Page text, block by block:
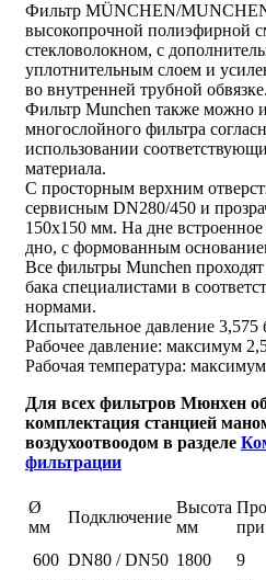
Фильтр MÜNCHEN/
высокопрочной полиэфирной
стекловолокном, с
уплотнительным слоем и
во внутренней трубной обвязке.
Фильтр Munchen также можно
многослойного фильтра
использовании
материала.
С просторным верхним
сервисным DN280/450 и
150х150 мм. На дне
дно, с формованным
Все фильтры Munchen
бака специалистами в
нормами.
Испытательное давление 3,575
Рабочее давление: максимум
Рабочая температура:
Для всех фильтров Мюнхен
комплектация станцией
воздухоотвоодом в разделе
фильтрации
Ø
мм
Подключение
Высота
мм
600 DN80 / DN50 1800 9